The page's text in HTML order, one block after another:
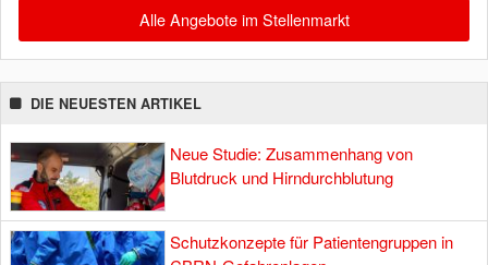
Alle Angebote im Stellenmarkt
DIE NEUESTEN ARTIKEL
Neue Studie: Zusammenhang von
Blutdruck und Hirndurchblutung
Schutzkonzepte für Patientengruppen in